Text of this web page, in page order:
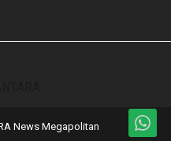
News Megapolitan